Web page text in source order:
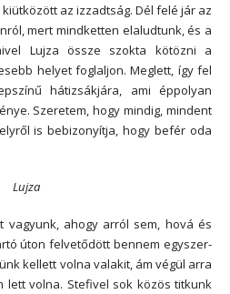
az izzadtság. Dél felé jár az
mert mindketten elaludtunk, és a
Lujza össze szokta kötözni a
helyet foglaljon. Meglett, így fel
hátizsákjára, ami éppolyan
Szeretem, hogy mindig, mindent
is bebizonyítja, hogy befér oda
Lujza
vagyunk, ahogy arról sem, hová és
úton felvetődött bennem egyszer-
kellett volna valakit, ám végül arra
lett volna. Stefivel sok közös titkunk